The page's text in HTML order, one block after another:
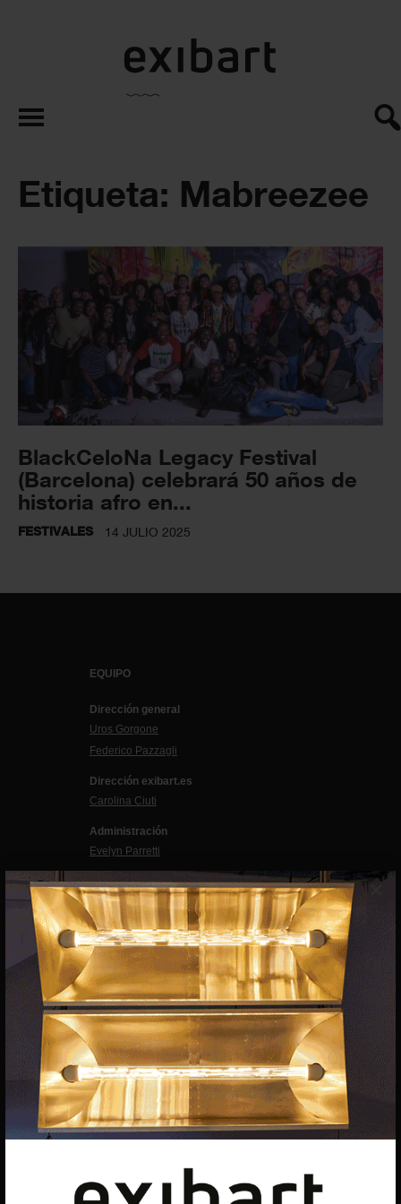
×
exibart.es
Etiqueta: Mabreezee
BlackCeloNa Legacy Festival
(Barcelona) celebrará 50 años de
historia afro en...
FESTIVALES 14 JULIO 2025
EQUIPO
Dirección general
Uros Gorgone
Federico Pazzagli
Dirección exibart.es
Carolina Ciuti
Administración
Evelyn Parretti
Marketing
Francesca Grismondi
Programación y diseño web
Giovanni Costante
Marcello Moi
EXIBART SPAIN, S.L.U.
08015 BARCELONA
CIF: B06956841